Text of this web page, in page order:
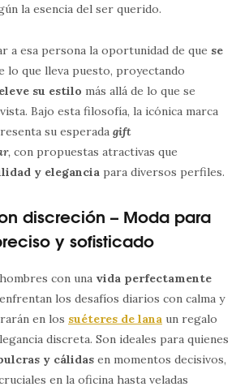
la esencia del ser querido.
a esa persona la oportunidad de que se
lo que lleva puesto, proyectando
su estilo más allá de lo que se
Bajo esta filosofía, la icónica marca
su esperada gift
, con propuestas atractivas que
y elegancia para diversos perfiles.
discreción – Moda para
y sofisticado
con una vida perfectamente
los desafíos diarios con calma y
en los suéteres de lana un regalo
discreta. Son ideales para quienes
y cálidas en momentos decisivos,
en la oficina hasta veladas